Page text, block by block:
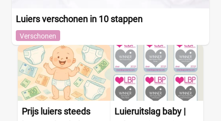
Luiers verschonen in 10 stappen
Verschonen
Prijs luiers steeds
Luieruitslag baby |